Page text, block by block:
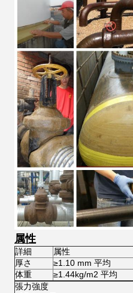
属性
詳細 属性
厚さ
≥1.10 mm 平均
体重
≥1.44kg/m2 平均
張力強度